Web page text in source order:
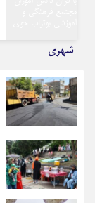
مرا به خاطر بسپار
شهری